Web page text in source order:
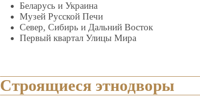
Беларусь и Украина
Музей Русской Печи
Север, Сибирь и Дальний Восток
Первый квартал Улицы Мира
Строящиеся этнодворы